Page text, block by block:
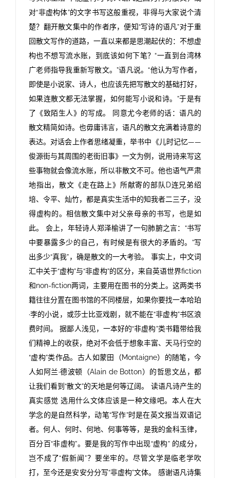
对“非虚构体”的文字书写这般重视，非得与大家说个清
楚？翻开散文集中的作者序，便知“写诗的语凡”对于重
回散文写作的道路，一直以来都是思潮起伏的：不想虚
构也不想写流水账，到底该如何下笔？“一直到台湾林
广老师指导我重新写散文。”语凡说。“他认为写作者，
即使是小说家、诗人，也应该先把写散文的基础打好，
如果连散文都无法掌握，如何能写小说和诗。”于是有
了《致陌生人》的写成。 同意尤今老师的话：语凡的
散文精简如诗。也毋庸讳言，语凡的散文充满着诗意的
表达。对话会上作者思绪凝重，举书中《儿时记忆——
俊源街与其周围的老街旧事》一文为例，说用诗来写这
些事物就会像流水账，所以非散文不可。他也语气严肃
地指出，散文《走在路上》所献寄的部队D连兄弟绍
培、令平、灿竹，都是真实生活中的知我者二三子，没
得虚构的。相信散文集中对父亲母亲的书写，也是如
此。 会上，年轻诗人郑泽榆讲了一句肺腑之言：“书写
中要暴露多少的自己，有时候是有很大的矛盾的。”写
出多少“真我”，确是散文的一大考验。 事实上，中文词
汇中关于“虚构”与“非虚构”的区分，来自英语世界fiction
和non-fiction两词，主要用在图书的分类上。这两类书
籍往往分置在图书馆的不同楼层，如果你要找一本哈珀
·李的小说，或莎士比亚戏剧，就不能在“非虚构”书区浪
费时间。 据鄙人浅见，一本好的“非虚构”类书籍带给我
们精神上的收获，绝对不会低于想象丰富、天马行空的
“虚构”类作品。古人如蒙田（Montaigne）的随笔，今
人如阿兰·德波顿（Alain de Botton）的哲思文丛，都
让我们看到“散文”的天地是何等辽阔。 读语凡诗产生的
真实感觉 选用什么文体应该是一种文缘吧。本人在大
学念的是自然科学，动笔“写作”时是在英文报当双语记
者。何人、何时、何地、何事等等，是我的金科玉律，
百分百“非虚构”。要是我的写作中出现“虚构” 的成分，
岂不成了“假新闻”？要坐牢的。尽管文学是临老学吹
打，至今还是安安分分写“非虚构”文体。 感谢语凡诗集